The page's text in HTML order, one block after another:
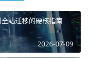
站迁移的硬核指南
2026-07-09